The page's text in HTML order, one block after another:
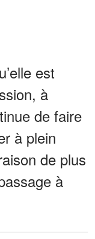
est
à
de faire
à plein
de plus
à